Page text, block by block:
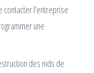
l’entreprise
une
des nids de